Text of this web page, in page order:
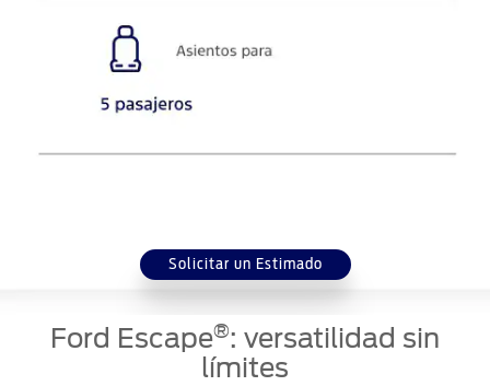
Solicitar un Estimado
Ford Escape®: versatilidad sin
límites